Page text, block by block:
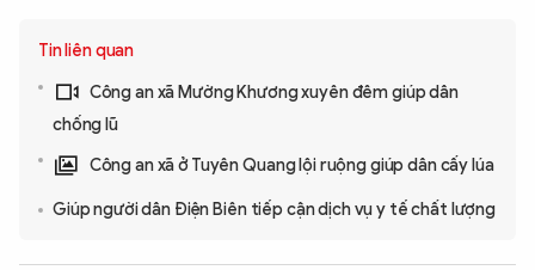
Tin liên quan
Công an xã Mường Khương xuyên đêm giúp dân
chống lũ
Công an xã ở Tuyên Quang lội ruộng giúp dân cấy lúa
Giúp người dân Điện Biên tiếp cận dịch vụ y tế chất lượng